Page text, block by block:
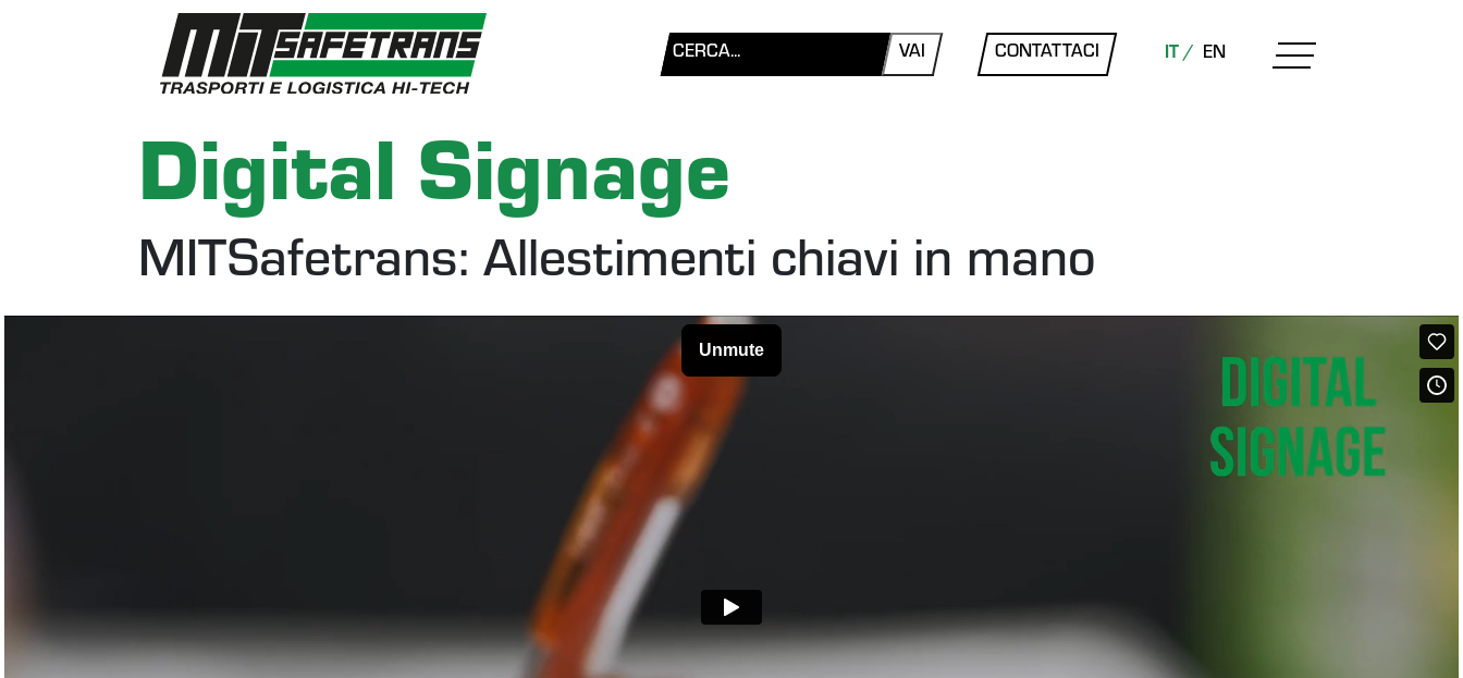
VAI CONTATTACI IT / EN
Digital Signage
MITSafetrans: Allestimenti chiavi in mano